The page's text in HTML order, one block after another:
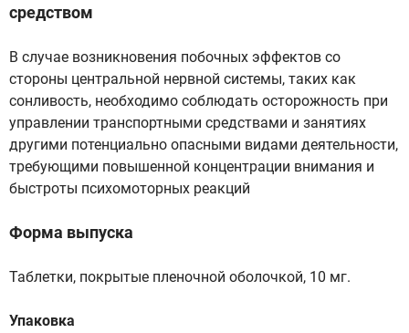
средством
В случае возникновения побочных эффектов со
стороны центральной нервной системы, таких как
сонливость, необходимо соблюдать осторожность при
управлении транспортными средствами и занятиях
другими потенциально опасными видами деятельности,
требующими повышенной концентрации внимания и
быстроты психомоторных реакций
Форма выпуска
Таблетки, покрытые пленочной оболочкой, 10 мг.
Упаковка